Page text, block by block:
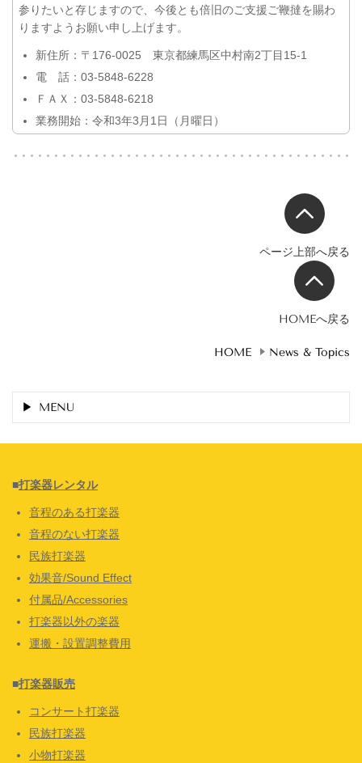
参りたいと存じますので、今後とも倍旧のご支援ご鞭撻を賜わ
りますようお願い申し上げます。
新住所：〒176-0025 東京都練馬区中村南2丁目15-1
電 話：03-5848-6228
ＦＡＸ：03-5848-6218
業務開始：令和3年3月1日（月曜日）
ページ上部へ戻る
HOMEへ戻る
HOME News & Topics
MENU
■打楽器レンタル
音程のある打楽器
音程のない打楽器
民族打楽器
効果音/Sound Effect
付属品/Accessories
打楽器以外の楽器
運搬・設置調整費用
■打楽器販売
コンサート打楽器
民族打楽器
小物打楽器